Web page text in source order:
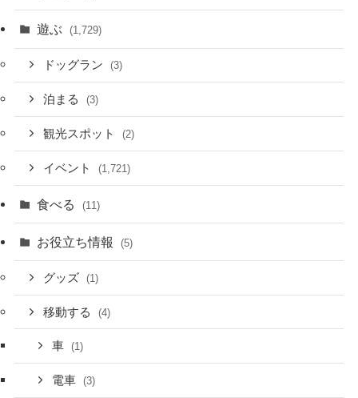
遊ぶ (1,729)
ドッグラン (3)
泊まる (3)
観光スポット (2)
イベント (1,721)
食べる (11)
お役立ち情報 (5)
グッズ (1)
移動する (4)
車 (1)
電車 (3)